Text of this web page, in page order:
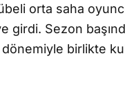
orta saha
girdi. Sezon
birlikte